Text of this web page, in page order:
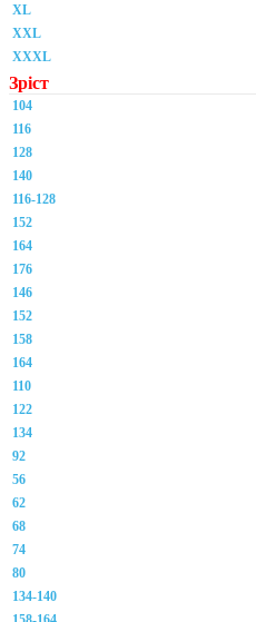
XL
XXL
XXXL
Зріст
104
116
128
140
116-128
152
164
176
146
152
158
164
110
122
134
92
56
62
68
74
80
134-140